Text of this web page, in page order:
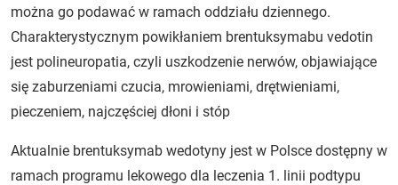
można go podawać w ramach oddziału dziennego.
Charakterystycznym powikłaniem brentuksymabu vedotin
jest polineuropatia, czyli uszkodzenie nerwów, objawiające
się zaburzeniami czucia, mrowieniami, drętwieniami,
pieczeniem, najczęściej dłoni i stóp
Aktualnie brentuksymab wedotyny jest w Polsce dostępny w
ramach programu lekowego dla leczenia 1. linii podtypu